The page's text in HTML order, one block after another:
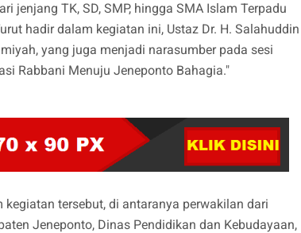
jenjang TK, SD, SMP, hingga SMA Islam Terpadu
hadir dalam kegiatan ini, Ustaz Dr. H. Salahuddin
yang juga menjadi narasumber pada sesi
Rabbani Menuju Jeneponto Bahagia."
tersebut, di antaranya perwakilan dari
Jeneponto, Dinas Pendidikan dan Kebudayaan,